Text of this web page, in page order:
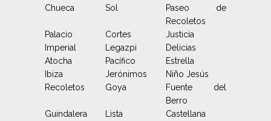
Chueca
Sol
Paseo de
Recoletos
Palacio
Cortes
Justicia
Imperial
Legazpi
Delicias
Atocha
Pacífico
Estrella
Ibiza
Jerónimos
Niño Jesús
Recoletos
Goya
Fuente del
Berro
Guindalera
Lista
Castellana